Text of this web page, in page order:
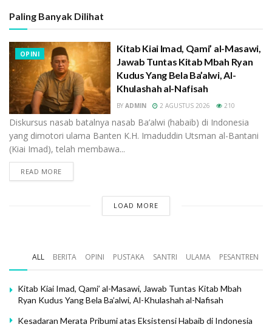
Sementara, Fathoni dari Forum Aswaja, mengatakan
“Ulama ditangkap. Ormas Islam dibubarkan. Ini dzalim.
Khianat. Takbir!,” Ali Musthofa, yang membawa nama
FSPP, mengatakan “FSPP menilai Perppu tersebut lahir
melanggar HAM serta membuka ruang otoriter.
Karena itu Perppu itu harus dibatalkan.”
Dari kasus diatas, apakah benar FSPP secara
organisatoris menolak Perppu pembubaran HTI?
Apakah pernyataannya itu berdasarkan rapat
tidak ada bantahan dari Presidium FSPP.
aksi protes dan demonstrasi bersama Forum
Persatuan Umat Islam Banten (FPUIB). FPUIB adalah
sebuah forum yang di bentuk sekitar pasca 212 yang
menjadi wadah faham Islam minoritas non nahdliyyin.
FPUIB diketuai oleh Enting Abdul Karim, Presidium
Paling Banyak Dilihat
OPINI
Kitab Kiai Imad, Qami’ al-Masawi,
Jawab Tuntas Kitab Mbah Ryan
Kudus Yang Bela Ba’alwi, Al-
Khulashah al-Nafisah
BY ADMIN 2 AGUSTUS 2026 210
Diskursus nasab batalnya nasab Ba’alwi (habaib) di Indonesia
yang dimotori ulama Banten K.H. Imaduddin Utsman al-Bantani
(Kiai Imad), telah membawa...
READ MORE
LOAD MORE
ALL BERITA OPINI PUSTAKA SANTRI ULAMA PESANTREN
Kitab Kiai Imad, Qami’ al-Masawi, Jawab Tuntas Kitab Mbah
Ryan Kudus Yang Bela Ba’alwi, Al-Khulashah al-Nafisah
Kesadaran Merata Pribumi atas Eksistensi Habaib di Indonesia